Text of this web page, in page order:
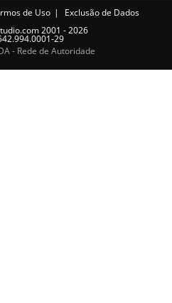
de Uso
Exclusão de Dados
2001 - 2026
29
- Rede de Autoridade